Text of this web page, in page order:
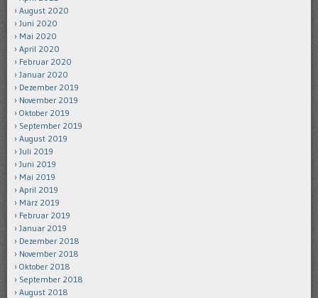
August 2020
Juni 2020
Mai 2020
April 2020
Februar 2020
Januar 2020
Dezember 2019
November 2019
Oktober 2019
September 2019
August 2019
Juli 2019
Juni 2019
Mai 2019
April 2019
März 2019
Februar 2019
Januar 2019
Dezember 2018
November 2018
Oktober 2018
September 2018
August 2018